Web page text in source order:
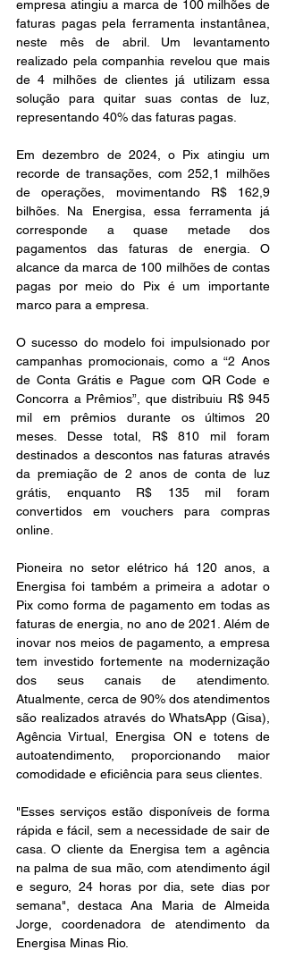
empresa atingiu a marca de 100 milhões de
faturas pagas pela ferramenta instantânea,
neste mês de abril. Um levantamento
realizado pela companhia revelou que mais
de 4 milhões de clientes já utilizam essa
solução para quitar suas contas de luz,
representando 40% das faturas pagas.
Em dezembro de 2024, o Pix atingiu um
recorde de transações, com 252,1 milhões
de operações, movimentando R$ 162,9
bilhões. Na Energisa, essa ferramenta já
corresponde a quase metade dos
pagamentos das faturas de energia. O
alcance da marca de 100 milhões de contas
pagas por meio do Pix é um importante
marco para a empresa.
O sucesso do modelo foi impulsionado por
campanhas promocionais, como a “2 Anos
de Conta Grátis e Pague com QR Code e
Concorra a Prêmios”, que distribuiu R$ 945
mil em prêmios durante os últimos 20
meses. Desse total, R$ 810 mil foram
destinados a descontos nas faturas através
da premiação de 2 anos de conta de luz
grátis, enquanto R$ 135 mil foram
convertidos em vouchers para compras
online.
Pioneira no setor elétrico há 120 anos, a
Energisa foi também a primeira a adotar o
Pix como forma de pagamento em todas as
faturas de energia, no ano de 2021. Além de
inovar nos meios de pagamento, a empresa
tem investido fortemente na modernização
dos seus canais de atendimento.
Atualmente, cerca de 90% dos atendimentos
são realizados através do WhatsApp (Gisa),
Agência Virtual, Energisa ON e totens de
autoatendimento, proporcionando maior
comodidade e eficiência para seus clientes.
"Esses serviços estão disponíveis de forma
rápida e fácil, sem a necessidade de sair de
casa. O cliente da Energisa tem a agência
na palma de sua mão, com atendimento ágil
e seguro, 24 horas por dia, sete dias por
semana", destaca Ana Maria de Almeida
Jorge, coordenadora de atendimento da
Energisa Minas Rio.